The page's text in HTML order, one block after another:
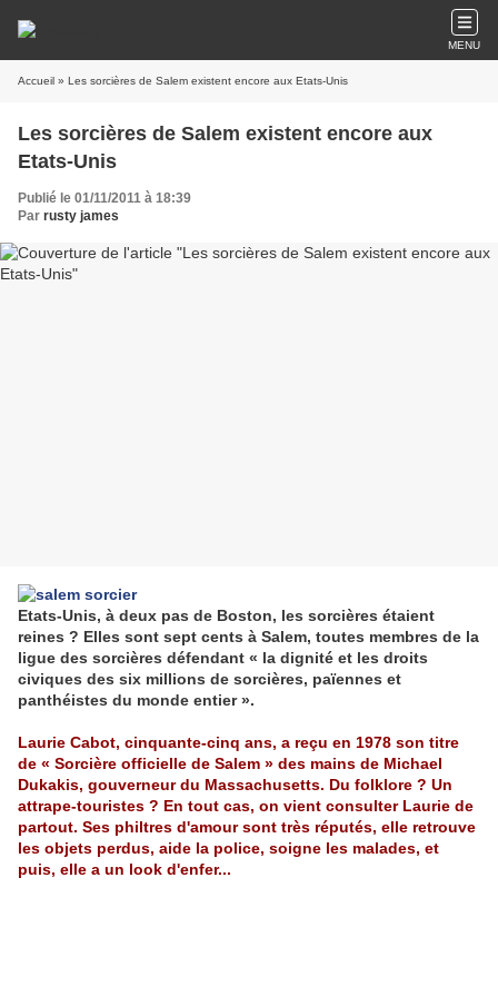
MENU
Accueil » Les sorcières de Salem existent encore aux Etats-Unis
Les sorcières de Salem existent encore aux
Etats-Unis
Publié le 01/11/2011 à 18:39
Par rusty james
Etats-Unis, à deux pas de Boston, les sorcières étaient
reines ? Elles sont sept cents à Salem, toutes membres de la
ligue des sorcières défendant « la dignité et les droits
civiques des six millions de sorcières, païennes et
panthéistes du monde entier ».
Laurie Cabot, cinquante-cinq ans, a reçu en 1978 son titre
de « Sorcière officielle de Salem » des mains de Michael
Dukakis, gouverneur du Massachusetts. Du folklore ? Un
attrape-touristes ? En tout cas, on vient consulter Laurie de
partout. Ses philtres d'amour sont très réputés, elle retrouve
les objets perdus, aide la police, soigne les malades, et
puis, elle a un look d'enfer...